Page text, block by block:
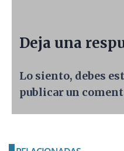
Deja una
Lo siento, debes
publicar un